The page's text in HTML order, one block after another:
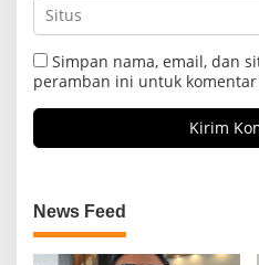
Simpan nama, email, dan
peramban ini untuk
News Feed